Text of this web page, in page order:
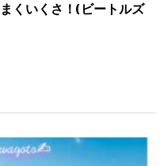
くいくさ！(ビートルズ